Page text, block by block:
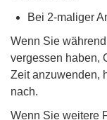
Bei 2-maliger
Wenn Sie
vergessen haben,
Zeit anzuwenden,
nach.
Wenn Sie weitere